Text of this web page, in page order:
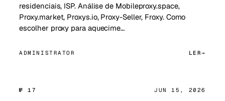
residenciais, ISP. Análise de Mobileproxy.space,
Proxy.market, Proxys.io, Proxy-Seller, Froxy. Como
escolher proxy para aquecime…
ADMINISTRATOR LER
№ 17 JUN 15, 2026